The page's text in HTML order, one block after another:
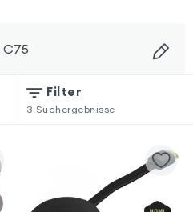
C75
Filter
3 Suchergebnisse